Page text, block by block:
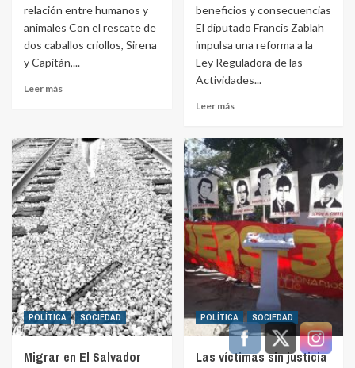
relación entre humanos y
animales Con el rescate de
dos caballos criollos, Sirena
y Capitán,...
Leer más
beneficios y consecuencias
El diputado Francis Zablah
impulsa una reforma a la
Ley Reguladora de las
Actividades...
Leer más
POLÍTICA SOCIEDAD
Migrar en El Salvador
POLÍTICA SOCIEDAD
Las víctimas sin justicia